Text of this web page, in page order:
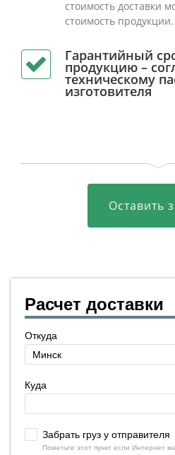
стоимость доставки
стоимость продукции.
Гарантийный
продукцию –
техническому
изготовителя
Оставить
Расчет доставки
Откуда
Куда
Забрать груз у отправителя
Пометьте этот пункт если Интернет